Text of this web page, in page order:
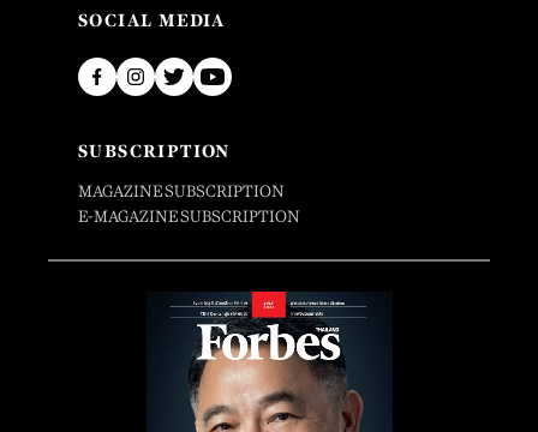
SOCIAL MEDIA
SUBSCRIPTION
MAGAZINE SUBSCRIPTION
E-MAGAZINE SUBSCRIPTION